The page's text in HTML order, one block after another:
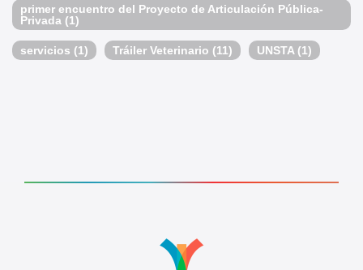
primer encuentro del Proyecto de Articulación Pública-
Privada (1)
servicios (1) Tráiler Veterinario (11) UNSTA(1)